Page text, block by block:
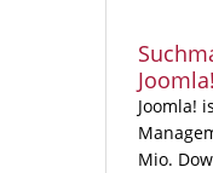
Joomla!
Joomla!
Mio.